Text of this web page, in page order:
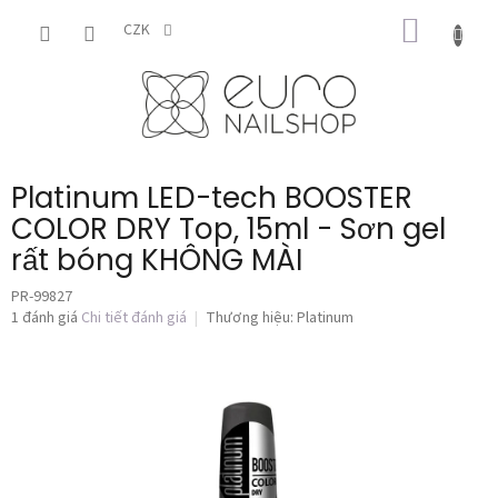
CZK
GIỎ
HÀNG
Platinum LED-tech BOOSTER
COLOR DRY Top, 15ml - Sơn gel
rất bóng KHÔNG MÀI
PR-99827
Đánh
1 đánh giá Chi tiết đánh giá Thương hiệu: Platinum